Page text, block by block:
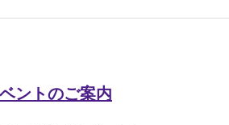
ントのご案内